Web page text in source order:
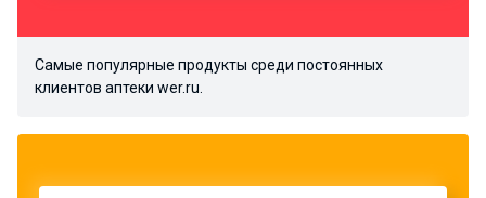
Самые популярные продукты среди постоянных
клиентов аптеки wer.ru.